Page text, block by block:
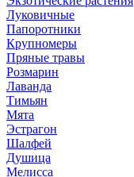
Луковичные
Папоротники
Крупномеры
Пряные травы
Розмарин
Лаванда
Тимьян
Мята
Эстрагон
Шалфей
Душица
Мелисса